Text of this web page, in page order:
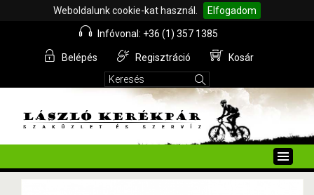
Weboldalunk cookie-kat használ. Elfogadom
Infóvonal: +36 (1) 357 1385
Belépés Regisztráció Kosár
Toggle